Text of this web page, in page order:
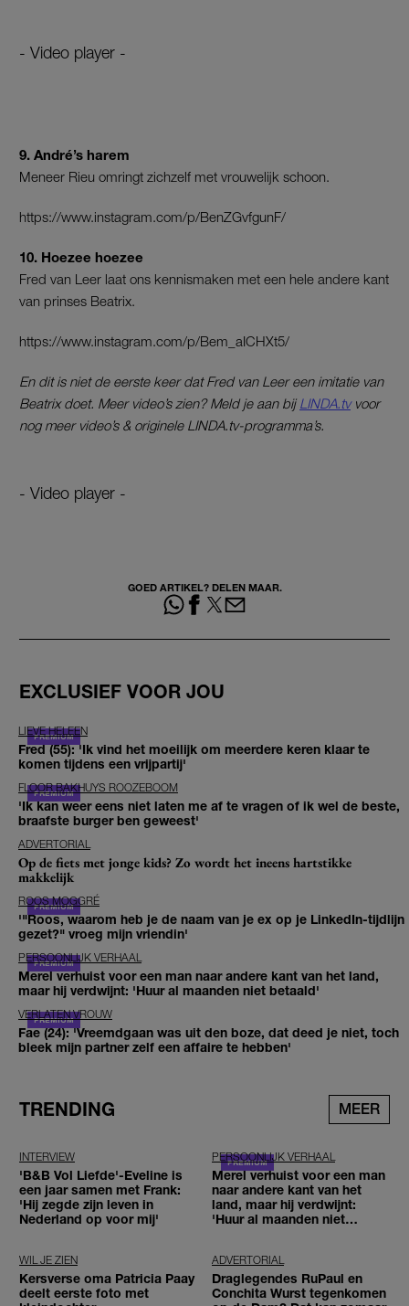
- Video player -
9. André’s harem
Meneer Rieu omringt zichzelf met vrouwelijk schoon.
https://www.instagram.com/p/BenZGvfgunF/
10. Hoezee hoezee
Fred van Leer laat ons kennismaken met een hele andere kant
van prinses Beatrix.
https://www.instagram.com/p/Bem_aICHXt5/
En dit is niet de eerste keer dat Fred van Leer een imitatie van
Beatrix doet. Meer video’s zien? Meld je aan bij LINDA.tvvoor
nog meer video’s & originele LINDA.tv-programma’s.
- Video player -
GOED ARTIKEL? DELEN MAAR.
EXCLUSIEF VOOR JOU
LIEVE HELEEN
Fred (55): 'Ik vind het moeilijk om meerdere keren klaar te
komen tijdens een vrijpartij'
FLOOR BAKHUYS ROOZEBOOM
'Ik kan weer eens niet laten me af te vragen of ik wel de beste,
braafste burger ben geweest'
ADVERTORIAL
Op de fiets met jonge kids? Zo wordt het ineens hartstikke
makkelijk
ROOS MOGGRÉ
'"Roos, waarom heb je de naam van je ex op je LinkedIn-tijdlijn
gezet?" vroeg mijn vriendin'
PERSOONLIJK VERHAAL
Merel verhuist voor een man naar andere kant van het land,
maar hij verdwijnt: 'Huur al maanden niet betaald'
VERLATEN VROUW
Fae (24): 'Vreemdgaan was uit den boze, dat deed je niet, toch
bleek mijn partner zelf een affaire te hebben'
TRENDING MEER
INTERVIEW
'B&B Vol Liefde'-Eveline is
een jaar samen met Frank:
'Hij zegde zijn leven in
Nederland op voor mij'
PERSOONLIJK VERHAAL
Merel verhuist voor een man
naar andere kant van het
land, maar hij verdwijnt:
'Huur al maanden niet
WIL JE ZIEN
Kersverse oma Patricia Paay
deelt eerste foto met
ADVERTORIAL
Draglegendes RuPaul en
Conchita Wurst tegenkomen